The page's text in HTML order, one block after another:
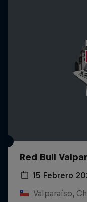
Red Bull
15 Febrero
Valparaíso,